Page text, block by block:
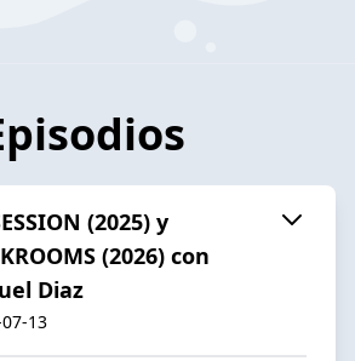
(2025) y
(2026) con
Diaz
13